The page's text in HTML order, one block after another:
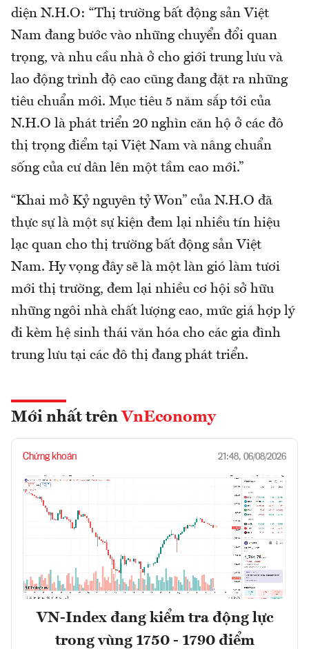
diện N.H.O: “Thị trường bất động sản Việt
Nam đang bước vào những chuyển đổi quan
trọng, và nhu cầu nhà ở cho giới trung lưu và
lao động trình độ cao cũng đang đặt ra những
tiêu chuẩn mới. Mục tiêu 5 năm sắp tới của
N.H.O là phát triển 20 nghìn căn hộ ở các đô
thị trọng điểm tại Việt Nam và nâng chuẩn
sống của cư dân lên một tầm cao mới.”
“Khai mở Kỷ nguyên tỷ Won” của N.H.O đã
thực sự là một sự kiện đem lại nhiều tín hiệu
lạc quan cho thị trường bất động sản Việt
Nam. Hy vọng đây sẽ là một làn gió làm tươi
mới thị trường, đem lại nhiều cơ hội sở hữu
những ngôi nhà chất lượng cao, mức giá hợp lý
đi kèm hệ sinh thái văn hóa cho các gia đình
trung lưu tại các đô thị đang phát triển.
Mới nhất trên VnEconomy
Chứng khoán 21:48, 06/08/2026
VN-Index đang kiểm tra động lực
trong vùng 1750 - 1790 điểm